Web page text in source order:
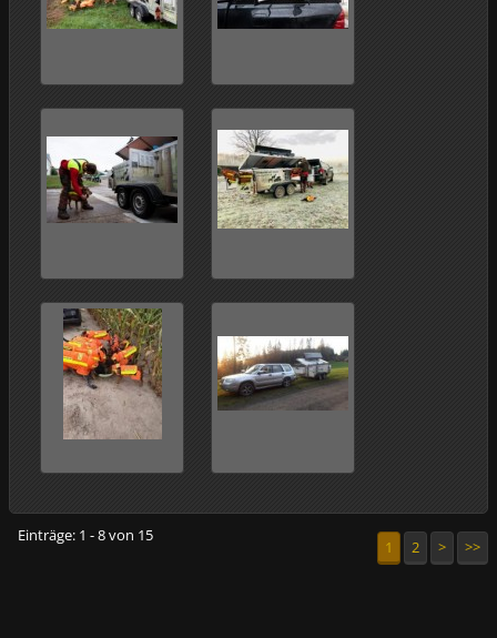
Einträge: 1 - 8 von 15
1 2 > >>